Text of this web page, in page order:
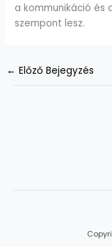
a kommunikáció és
szempont lesz.
← Előző Bejegyzés